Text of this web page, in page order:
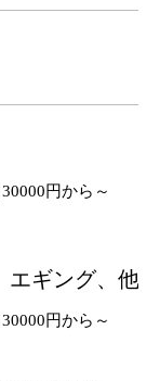
円から～
エギング、他
円から～